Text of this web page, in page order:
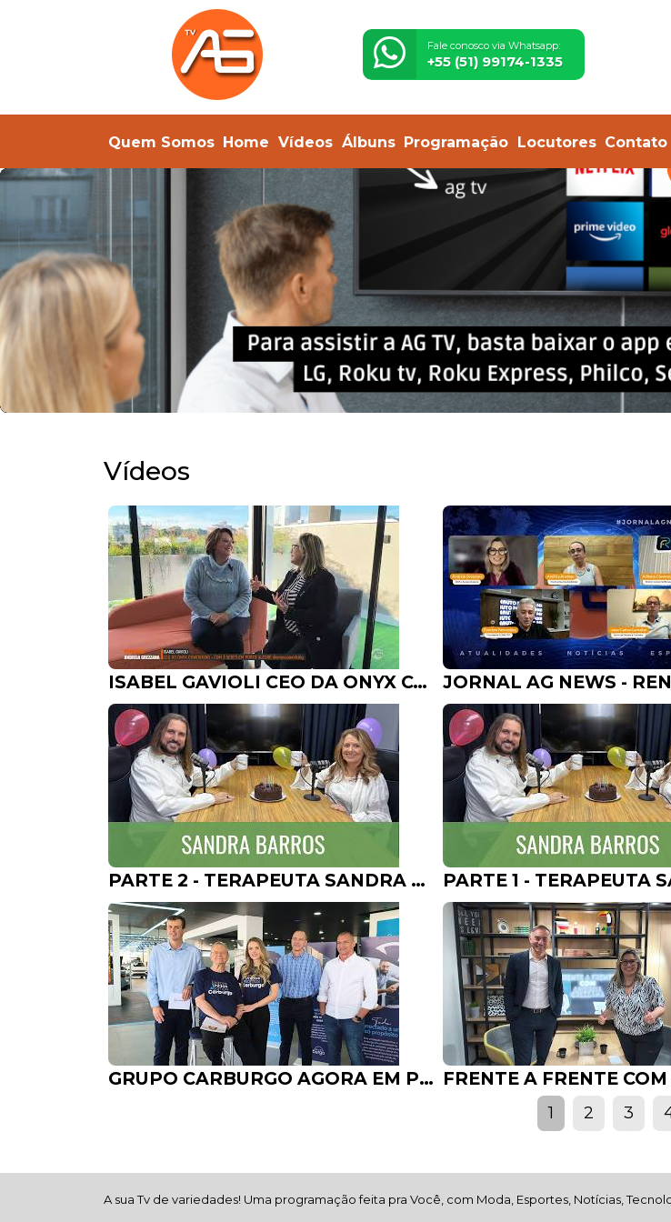
Fale conosco via Whatsapp:
+55 (51) 99174-1335
Quem Somos Home Vídeos Álbuns Programação Locutores Contato
Vídeos
ISABEL GAVIOLI CEO DA ONYX COWORKING PORTO ALEGRE - PROGRAMA ANDREIA GREZZANA 19.07.26
PARTE 2 - TERAPEUTA SANDRA BARROS - UMA DOSE DE ESPERANÇA COM TERAPEUTA SANDRO BARROS
GRUPO CARBURGO AGORA EM PORTO ALEGRE, INICIA AS OPERAÇÕES NA UNIDOS 01.04.26 NOVA LOJA DO GRUPO
1 2 3
A sua Tv de variedades! Uma programação feita pra Você, com Moda, Esportes, Notícias,